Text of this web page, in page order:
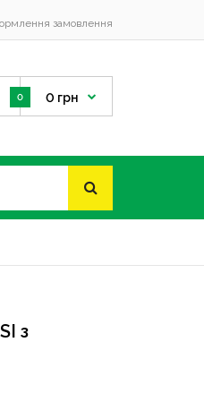
замовлення
0 0 грн
з